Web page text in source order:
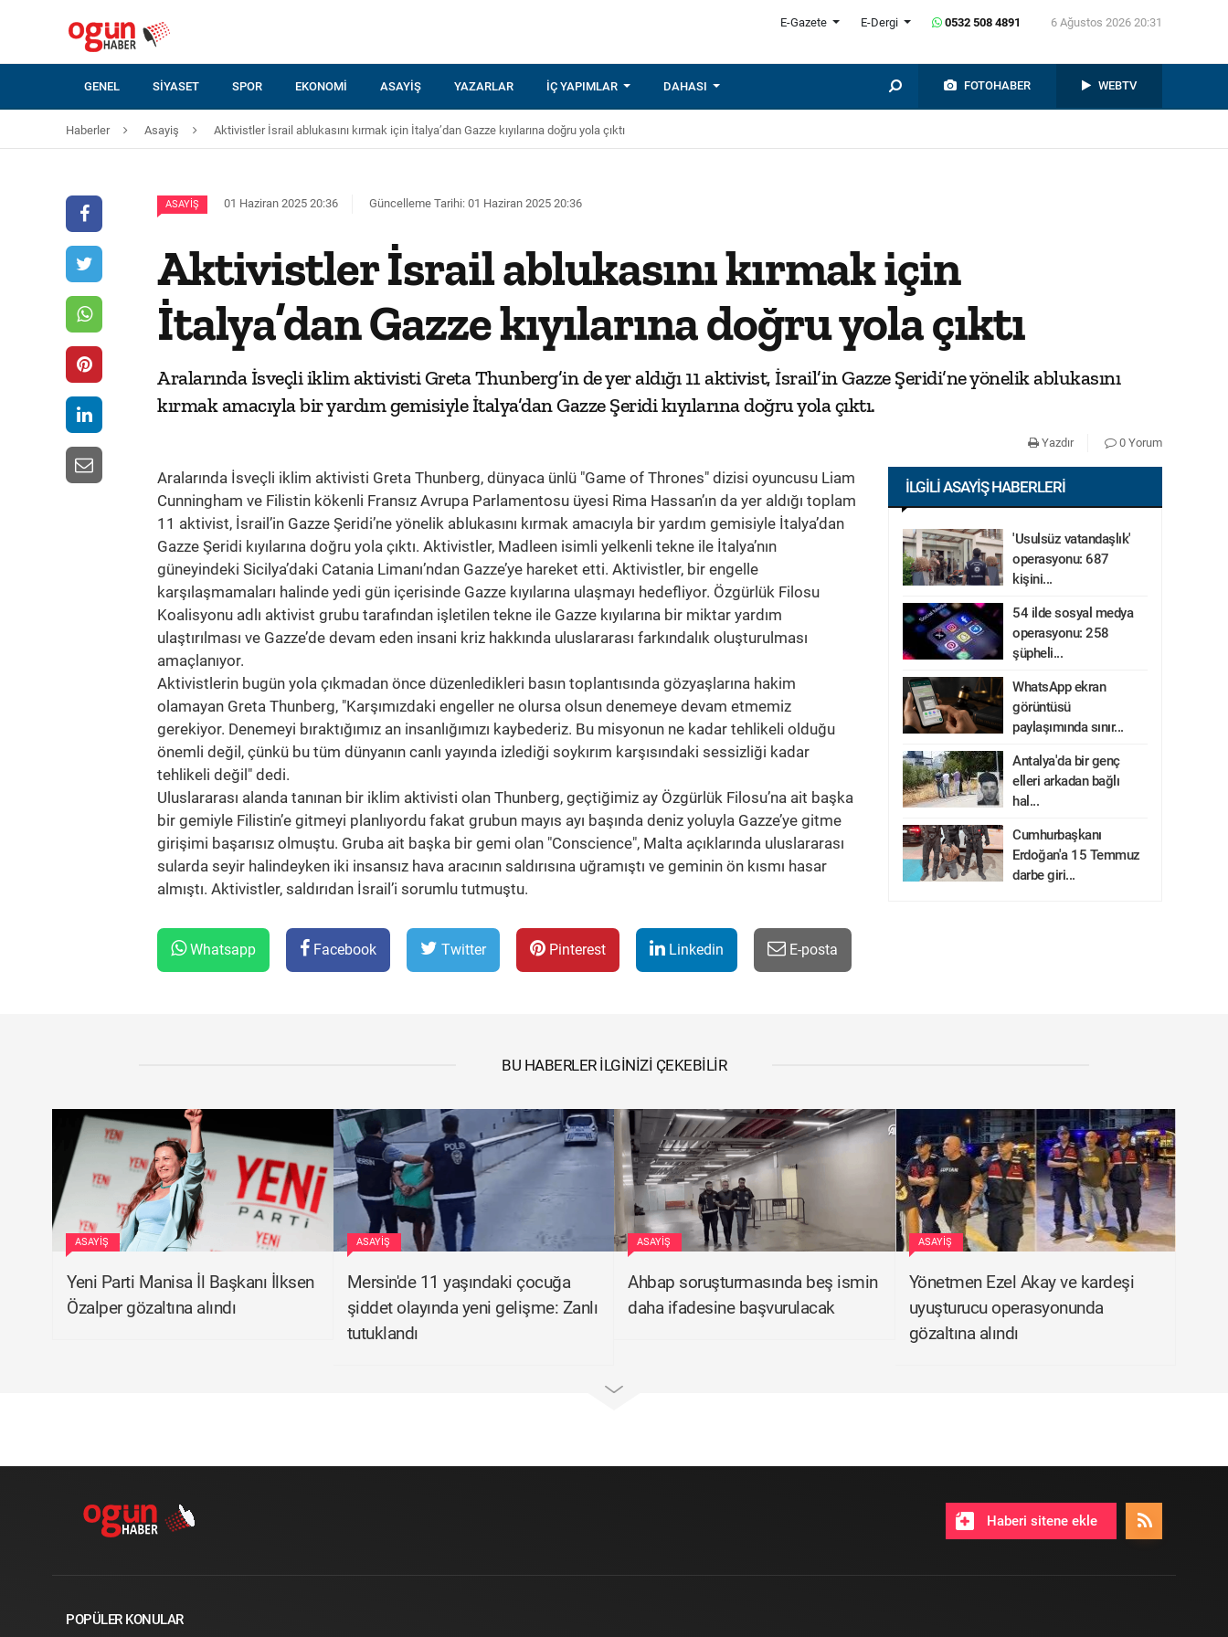
E-Gazete E-Dergi 0532 508 4891 6 Ağustos 2026 20:31
GENEL SIYASET SPOR EKONOMI ASAYIŞ YAZARLAR İÇ YAPIMLAR DAHASI FOTOHABER WEBTV
Haberler Asayiş Aktivistler İsrail ablukasını kırmak için İtalya’dan Gazze kıyılarına doğru yola çıktı
ASAYIŞ 01 Haziran 2025 20:36 Güncelleme Tarihi: 01 Haziran 2025 20:36
Aktivistler İsrail ablukasını kırmak için
İtalya’dan Gazze kıyılarına doğru yola çıktı
Aralarında İsveçli iklim aktivisti Greta Thunberg’in de yer aldığı 11 aktivist, İsrail’in Gazze Şeridi’ne yönelik ablukasını
kırmak amacıyla bir yardım gemisiyle İtalya’dan Gazze Şeridi kıyılarına doğru yola çıktı.
Yazdır 0 Yorum
Aralarında İsveçli iklim aktivisti Greta Thunberg, dünyaca ünlü "Game of Thrones" dizisi oyuncusu Liam
Cunningham ve Filistin kökenli Fransız Avrupa Parlamentosu üyesi Rima Hassan’ın da yer aldığı toplam
11 aktivist, İsrail’in Gazze Şeridi’ne yönelik ablukasını kırmak amacıyla bir yardım gemisiyle İtalya’dan
Gazze Şeridi kıyılarına doğru yola çıktı. Aktivistler, Madleen isimli yelkenli tekne ile İtalya’nın
güneyindeki Sicilya’daki Catania Limanı’ndan Gazze’ye hareket etti. Aktivistler, bir engelle
karşılaşmamaları halinde yedi gün içerisinde Gazze kıyılarına ulaşmayı hedefliyor. Özgürlük Filosu
Koalisyonu adlı aktivist grubu tarafından işletilen tekne ile Gazze kıyılarına bir miktar yardım
ulaştırılması ve Gazze’de devam eden insani kriz hakkında uluslararası farkındalık oluşturulması
amaçlanıyor.
Aktivistlerin bugün yola çıkmadan önce düzenledikleri basın toplantısında gözyaşlarına hakim
olamayan Greta Thunberg, "Karşımızdaki engeller ne olursa olsun denemeye devam etmemiz
gerekiyor. Denemeyi bıraktığımız an insanlığımızı kaybederiz. Bu misyonun ne kadar tehlikeli olduğu
önemli değil, çünkü bu tüm dünyanın canlı yayında izlediği soykırım karşısındaki sessizliği kadar
tehlikeli değil" dedi.
Uluslararası alanda tanınan bir iklim aktivisti olan Thunberg, geçtiğimiz ay Özgürlük Filosu’na ait başka
bir gemiyle Filistin’e gitmeyi planlıyordu fakat grubun mayıs ayı başında deniz yoluyla Gazze’ye gitme
girişimi başarısız olmuştu. Gruba ait başka bir gemi olan "Conscience", Malta açıklarında uluslararası
sularda seyir halindeyken iki insansız hava aracının saldırısına uğramıştı ve geminin ön kısmı hasar
almıştı. Aktivistler, saldırıdan İsrail’i sorumlu tutmuştu.
Whatsapp Facebook Twitter Pinterest Linkedin E-posta
İLGILI ASAYIŞ HABERLERI
'Usulsüz vatandaşlık'
operasyonu: 687
kişini...
54 ilde sosyal medya
operasyonu: 258
şüpheli...
WhatsApp ekran
görüntüsü
paylaşımında sınır...
Antalya'da bir genç
elleri arkadan bağlı
hal...
Cumhurbaşkanı
Erdoğan'a 15 Temmuz
darbe giri...
BU HABERLER İLGINIZI ÇEKEBILIR
ASAYIŞ
Yeni Parti Manisa İl Başkanı İlksen
Özalper gözaltına alındı
ASAYIŞ
Mersin'de 11 yaşındaki çocuğa
şiddet olayında yeni gelişme: Zanlı
tutuklandı
ASAYIŞ
Ahbap soruşturmasında beş ismin
daha ifadesine başvurulacak
ASAYIŞ
Yönetmen Ezel Akay ve kardeşi
uyuşturucu operasyonunda
gözaltına alındı
Haberi sitene ekle
POPÜLER KONULAR